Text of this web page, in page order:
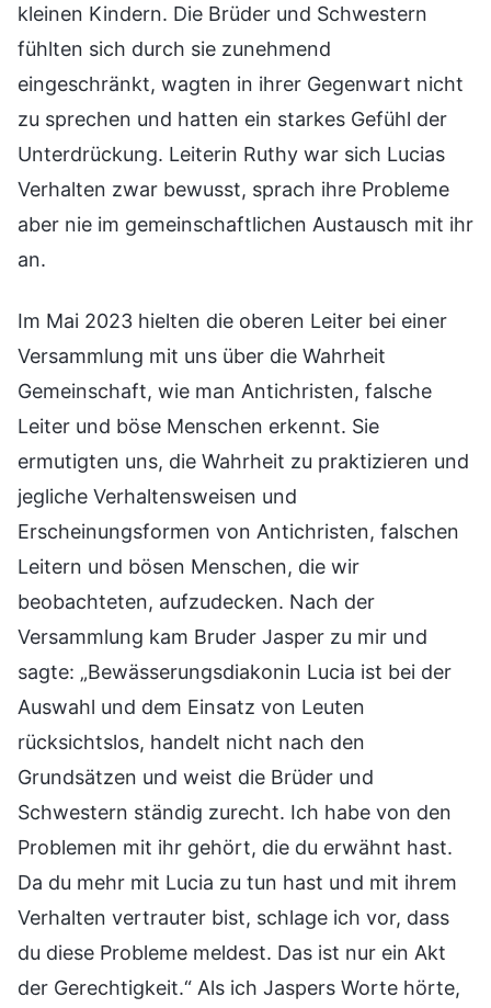
kleinen Kindern. Die Brüder und Schwestern
fühlten sich durch sie zunehmend
eingeschränkt, wagten in ihrer Gegenwart nicht
zu sprechen und hatten ein starkes Gefühl der
Unterdrückung. Leiterin Ruthy war sich Lucias
Verhalten zwar bewusst, sprach ihre Probleme
aber nie im gemeinschaftlichen Austausch mit ihr
an.
Im Mai 2023 hielten die oberen Leiter bei einer
Versammlung mit uns über die Wahrheit
Gemeinschaft, wie man Antichristen, falsche
Leiter und böse Menschen erkennt. Sie
ermutigten uns, die Wahrheit zu praktizieren und
jegliche Verhaltensweisen und
Erscheinungsformen von Antichristen, falschen
Leitern und bösen Menschen, die wir
beobachteten, aufzudecken. Nach der
Versammlung kam Bruder Jasper zu mir und
sagte: „Bewässerungsdiakonin Lucia ist bei der
Auswahl und dem Einsatz von Leuten
rücksichtslos, handelt nicht nach den
Grundsätzen und weist die Brüder und
Schwestern ständig zurecht. Ich habe von den
Problemen mit ihr gehört, die du erwähnt hast.
Da du mehr mit Lucia zu tun hast und mit ihrem
Verhalten vertrauter bist, schlage ich vor, dass
du diese Probleme meldest. Das ist nur ein Akt
der Gerechtigkeit.“ Als ich Jaspers Worte hörte,